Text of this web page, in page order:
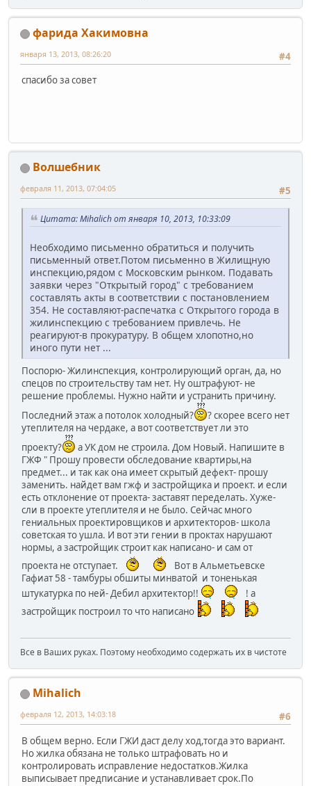
фарида Хакимовна
#4
января 13, 2013, 08:26:20
спасибо за совет
Волшебник
#5
февраля 11, 2013, 07:04:05
Цитата: Mihalich от января 10, 2013, 10:33:09
Необходимо письменно обратиться и получить
письменный ответ.Потом письменно в Жилищную
инспекцию,рядом с Московским рынком. Подавать
заявки через "Открытый город" с требованием
составлять акты в соответствии с постановлением
354. Не составляют-распечатка с Открытого города в
жилинспекцию с требованием привлечь. Не
реагируют-в прокуратуру. В общем хлопотно,но
иного пути нет ...
Поспорю- Жилинспекция, контролирующий орган, да, но
спецов по строительству там нет. Ну оштрафуют- не
решение проблемы. Нужно найти и устранить причину.
Последний этаж а потолок холодный?
? скорее всего нет
утеплителя на чердаке, а вот соответствует ли это
проекту?
а УК дом не строила. Дом Новый. Напишите в
ГЖФ " Прошу провести обследование квартиры,на
предмет... и так как она имеет скрытый дефект- прошу
заменить. найдет вам гжф и застройщика и проект. и если
есть отклонение от проекта- заставят переделать. Хуже-
сли в проекте утеплителя и не было. Сейчас много
гениальных проектировщиков и архитекторов- школа
советская то ушла. И вот эти гении в проктах нарушают
нормы, а застройщик строит как написано- и сам от
проекта не отступает.
Вот в Альметьевске
Гафиат 58 - тамбуры обшиты минватой и тоненькая
штукатурка по ней- Дебил архитектор!!
! а
застройщик построил то что написано
Все в Ваших руках. Поэтому необходимо содержать их в чистоте
Mihalich
#6
февраля 12, 2013, 14:03:18
В общем верно. Если ГЖИ даст делу ход,тогда это вариант.
Но жилка обязана не только штрафовать но и
контролировать исправление недостатков.Жилка
выписывает предписание и устанавливает срок.По